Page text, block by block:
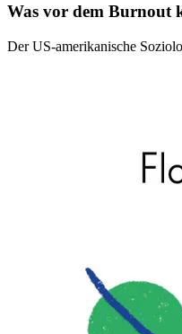
Was vor dem Burnout
Der US-amerikanische